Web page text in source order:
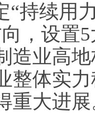
“持续用
，设置
造业高
整体实
重大进